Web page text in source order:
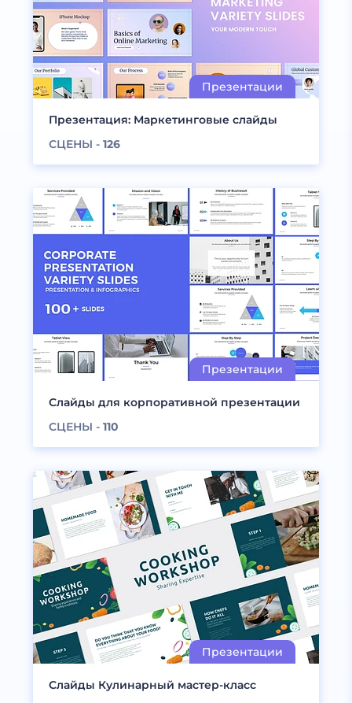
Презентация: Маркетинговые слайды
СЦЕНЫ - 126
Слайды для корпоративной презентации
СЦЕНЫ - 110
Слайды Кулинарный мастер-класс